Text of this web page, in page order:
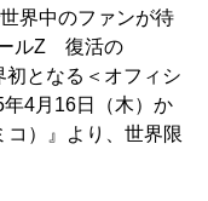
界中のファンが待
ルZ 復活の
初となる＜オフィシ
4月16日（木）か
コ）』より、世界限